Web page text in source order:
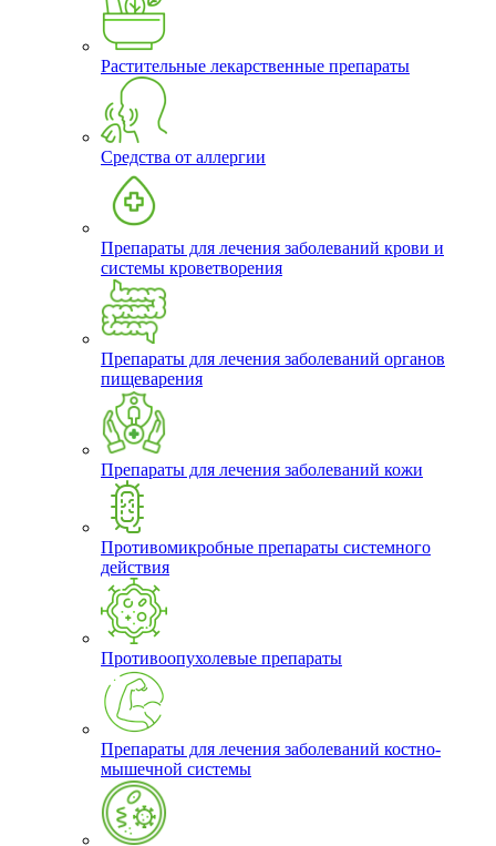
Растительные лекарственные препараты
Средства от аллергии
Препараты для лечения заболеваний крови и
системы кроветворения
Препараты для лечения заболеваний органов
пищеварения
Препараты для лечения заболеваний кожи
Противомикробные препараты системного
действия
Противоопухолевые препараты
Препараты для лечения заболеваний костно-
мышечной системы